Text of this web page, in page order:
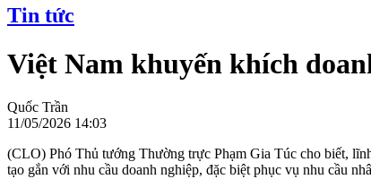
Tin tức
Việt Nam khuyến khích
Quốc Trần
11/05/2026 14:03
(CLO) Phó Thủ tướng Thường trực Phạm Gia Túc cho biết,
tạo gắn với nhu cầu doanh nghiệp, đặc biệt phục vụ nhu cầu